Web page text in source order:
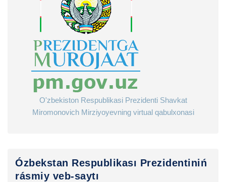
O'zbekiston Respublikasi Prezidenti Shavkat
Miromonovich Mirziyoyevning virtual qabulxonasi
Ózbekstan Respublikası Prezidentiniń
rásmiy veb-saytı